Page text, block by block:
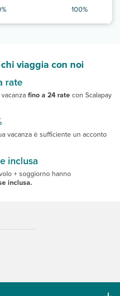
100%
viaggia con noi
rate
fino a 24 rate con Scalapay
vacanza è sufficiente un acconto
inclusa
+ soggiorno hanno
inclusa.